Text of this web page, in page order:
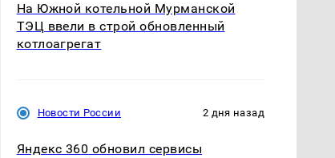
На Южной котельной Мурманской
ТЭЦ ввели в строй обновленный
котлоагрегат
Новости России 2 дня назад
Яндекс 360 обновил сервисы